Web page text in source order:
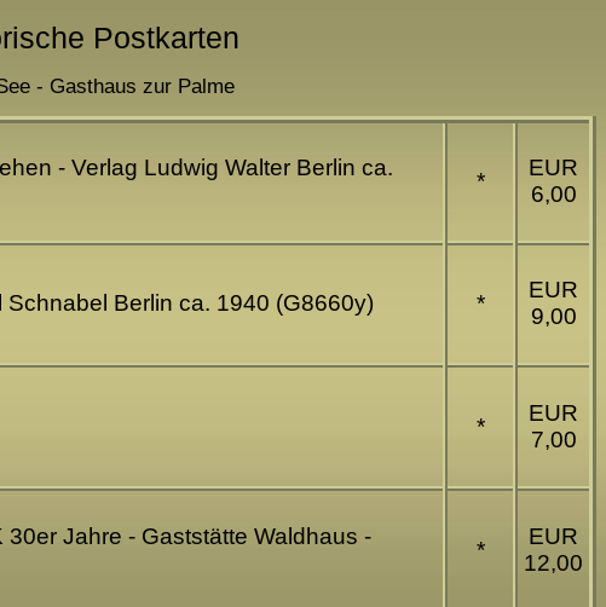
Postkarten
- Gasthaus zur Palme
- Verlag Ludwig Walter Berlin ca.
*
EUR
6,00
Berlin ca. 1940 (G8660y) *
EUR
9,00
*
EUR
7,00
Jahre - Gaststätte Waldhaus -
*
EUR
12,00